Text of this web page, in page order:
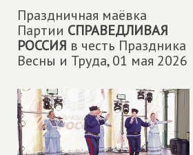
Праздничная маëвка
Партии СПРАВЕДЛИВАЯ
РОССИЯ в честь Праздника
Весны и Труда,01 мая 2026